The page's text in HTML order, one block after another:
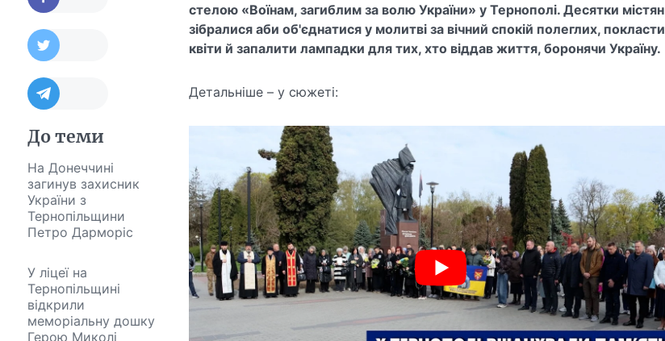
До теми
На Донеччині
загинув захисник
України з
Тернопільщини
Петро Дарморіс
У ліцеї на
Тернопільщині
відкрили
меморіальну дошку
Герою Миколі
стелою «Воїнам, загиблим за волю України» у Тернополі. Десятки містян
зібралися аби об'єднатися у молитві за вічний спокій полеглих, покласти
квіти й запалити лампадки для тих, хто віддав життя, боронячи Україну.
Детальніше – у сюжеті: